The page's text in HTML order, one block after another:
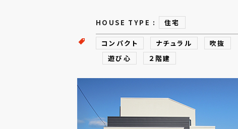
HOUSE TYPE : 住宅
コンパクト ナチュラル
吹抜
遊び心
２階建